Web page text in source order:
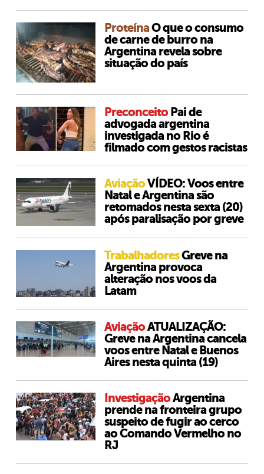
ProteínaO que o consumo
de carne de burro na
Argentina revela sobre
situação do país
PreconceitoPai de
advogada argentina
investigada no Rio é
filmado com gestos racistas
AviaçãoVÍDEO: Voos entre
Natal e Argentina são
retomados nesta sexta (20)
após paralisação por greve
TrabalhadoresGreve na
Argentina provoca
alteração nos voos da
Latam
AviaçãoATUALIZAÇÃO:
Greve na Argentina cancela
voos entre Natal e Buenos
Aires nesta quinta (19)
InvestigaçãoArgentina
prende na fronteira grupo
suspeito de fugir ao cerco
ao Comando Vermelho no
RJ